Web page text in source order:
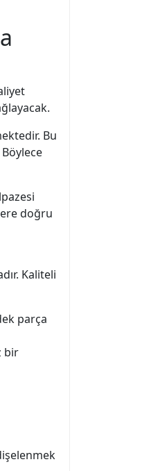
Bu
doğru
Kaliteli
parça
bir